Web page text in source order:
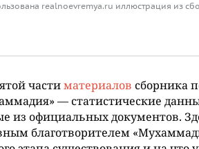
realnoevremya.ru иллюстрация из
частиматериалов сборника
— статистические
из официальных документов.
благотворителем